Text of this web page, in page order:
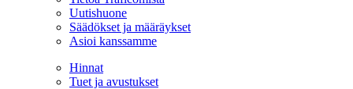
Uutishuone
Säädökset ja määräykset
Asioi kanssamme
Hinnat
Tuet ja avustukset